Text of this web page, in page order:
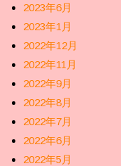
2023年6月
2023年1月
2022年12月
2022年11月
2022年9月
2022年8月
2022年7月
2022年6月
2022年5月